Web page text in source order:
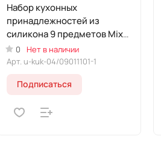
Набор кухонных
принадлежностей из
силикона 9 предметов Mix
(Уцененный товар)
0
Нет в наличии
Арт. u-kuk-04/09011101-1
Подписаться